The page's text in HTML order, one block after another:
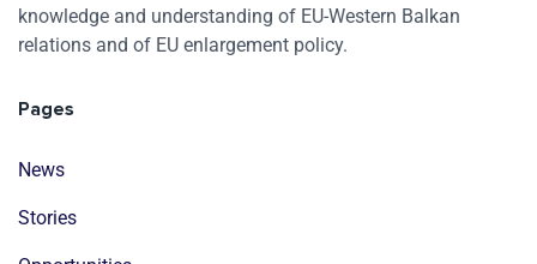
knowledge and understanding of EU-Western Balkan
relations and of EU enlargement policy.
Pages
News
Stories